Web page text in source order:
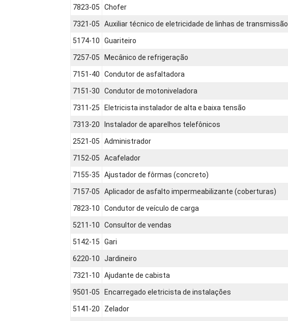
7823-05 Chofer
7321-05 Auxiliar técnico de eletricidade de linhas de transmissão
5174-10 Guariteiro
7257-05 Mecânico de refrigeração
7151-40 Condutor de asfaltadora
7151-30 Condutor de motoniveladora
7311-25 Eletricista instalador de alta e baixa tensão
7313-20 Instalador de aparelhos telefônicos
2521-05 Administrador
7152-05 Acafelador
7155-35 Ajustador de fôrmas (concreto)
7157-05 Aplicador de asfalto impermeabilizante (coberturas)
7823-10 Condutor de veículo de carga
5211-10 Consultor de vendas
5142-15 Gari
6220-10 Jardineiro
7321-10 Ajudante de cabista
9501-05 Encarregado eletricista de instalações
5141-20 Zelador